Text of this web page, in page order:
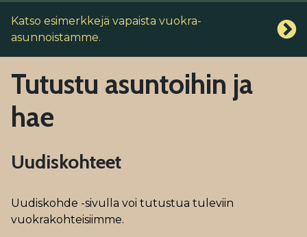
Katso esimerkkejä vapaista vuokra-
asunnoistamme.
Tutustu asuntoihin ja
hae
Uudiskohteet
Uudiskohde -sivulla voi tutustua tuleviin
vuokrakohteisiimme.